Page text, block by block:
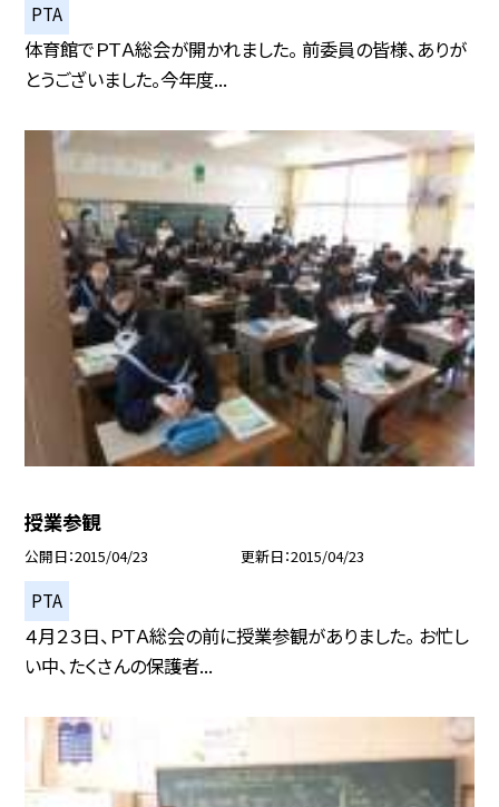
PTA
体育館でＰＴＡ総会が開かれました。 前委員の皆様、ありが
とうございました。今年度...
授業参観
公開日 2015/04/23 更新日 2015/04/23
PTA
４月２３日、ＰＴＡ総会の前に授業参観がありました。 お忙し
い中、たくさんの保護者...